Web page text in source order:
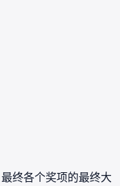
终各个奖项的最终大